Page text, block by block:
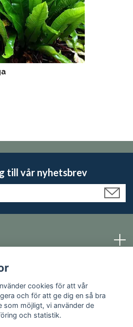
till vår nyhetsbrev
cookies för att vår
och för att ge dig en så bra
som möjligt, vi använder de
och statistik.